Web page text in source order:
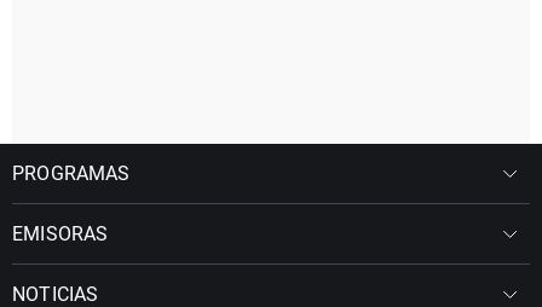
PROGRAMAS
EMISORAS
NOTICIAS